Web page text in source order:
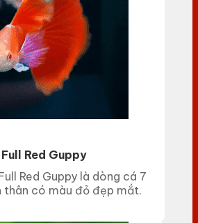
Red Guppy
Red Guppy là dòng cá 7
thân có màu đỏ đẹp mắt.